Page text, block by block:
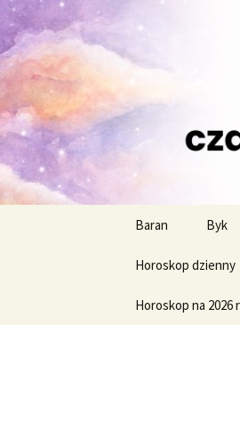
treści
Baran Byk
Horoskop dzienny
Horoskop na 2026